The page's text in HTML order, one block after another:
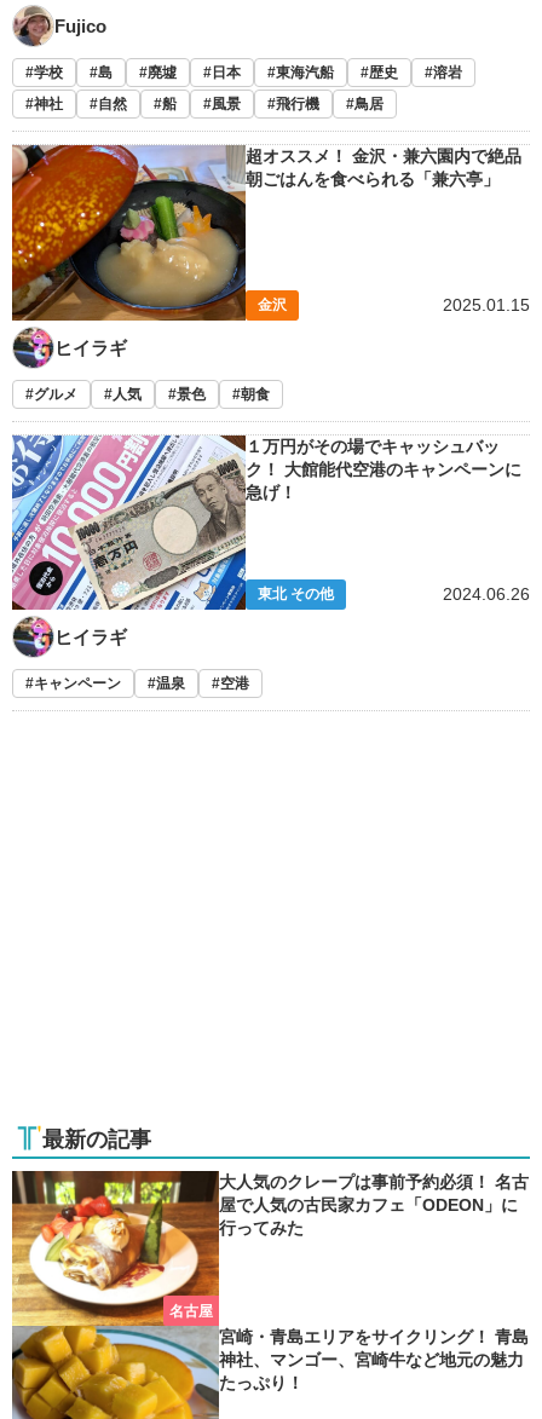
Fujico
学校 島 廃墟 日本 東海汽船 歴史
溶岩
神社
自然 船 風景 飛行機 鳥居
超オススメ！ 金沢・兼六園内で絶品
朝ごはんを食べられる「兼六亭」
金沢 2025.01.15
ヒイラギ
グルメ 人気 景色 朝食
１万円がその場でキャッシュバッ
ク！ 大館能代空港のキャンペーンに
急げ！
東北 その他 2024.06.26
ヒイラギ
キャンペーン 温泉 空港
最新の記事
名古屋
大人気のクレープは事前予約必須！ 名古
屋で人気の古民家カフェ「ODEON」に
行ってみた
宮崎・青島エリアをサイクリング！ 青島
神社、マンゴー、宮崎牛など地元の魅力
たっぷり！